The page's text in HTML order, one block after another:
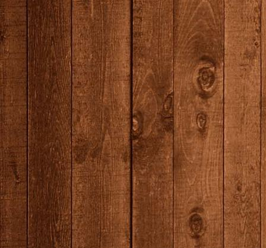
producten--6